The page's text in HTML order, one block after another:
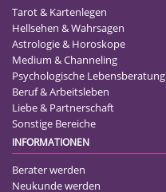
Tarot & Kartenlegen
Hellsehen & Wahrsagen
Astrologie & Horoskope
Medium & Channeling
Psychologische Lebensberatung
Beruf & Arbeitsleben
Liebe & Partnerschaft
Sonstige Bereiche
INFORMATIONEN
Berater werden
Neukunde werden